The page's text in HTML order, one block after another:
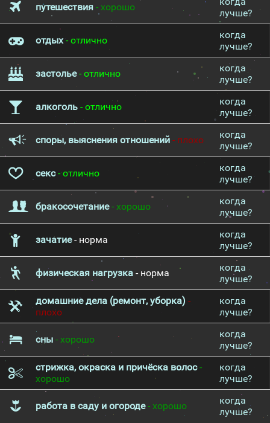
путешествия - хорошо
лучше?
отдых- отлично
когда
лучше?
застолье- отлично
когда
лучше?
алкоголь - отлично
когда
лучше?
споры, выяснения отношений - плохо
когда
лучше?
секс- отлично
когда
лучше?
бракосочетание- хорошо
когда
лучше?
зачатие- норма
когда
лучше?
физическая нагрузка - норма
когда
лучше?
домашние дела (ремонт, уборка) -
плохо
когда
лучше?
сны - хорошо
когда
лучше?
стрижка, окраска и причёска волос-
хорошо
когда
лучше?
работа в саду и огороде- хорошо
когда
лучше?